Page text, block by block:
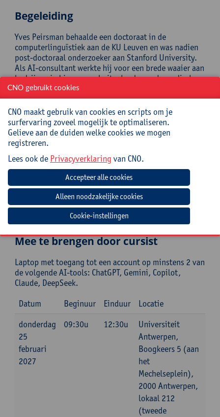
Begeleiding
Yves Peirsman behaalde een doctoraat in de
computerlinguïstiek aan de KU Leuven en was nadien
post-doctoraal onderzoeker aan Stanford University.
Als AI-consultant werkte hij voor een brede waaier aan
bedrijven in binnen- en buitenland, van de medische
tot de educatieve sector. Momenteel is hij CTO van zijn
eigen AI-startup. In zijn vrije tijd schrijft hij romans.
Praktisch
Cursuscode:
Cursusmateriaal inbegrepen
Jouw bijdrage: 69 EUR.
Inlichtingen bij: Tamara Bonne, 03 265 29 89,
tamara.bonne@uantwerpen.be
Mee te brengen door cursist
Laptop met toegang tot een account op minstens 2 van
de volgende AI-tools: ChatGPT, Gemini, Copilot,
Claude, DeepSeek.
Datum
Beginuur Einduur
Locatie
donderdag
25
februari
2027
09:30u 12:30u
Universiteit
Antwerpen,
Boogkeers 5 (aan
het
Mechelseplein),
2000 Antwerpen,
lokaal 212
(tweede
CNO gebruikt cookies
CNO maakt gebruik van cookies en scripts om je
surfervaring zoveel mogelijk te optimaliseren.
Gelieve aan de duiden welke cookies we mogen
registreren.
Lees ook de Privacyverklaring van CNO.
Cookie-instellingen